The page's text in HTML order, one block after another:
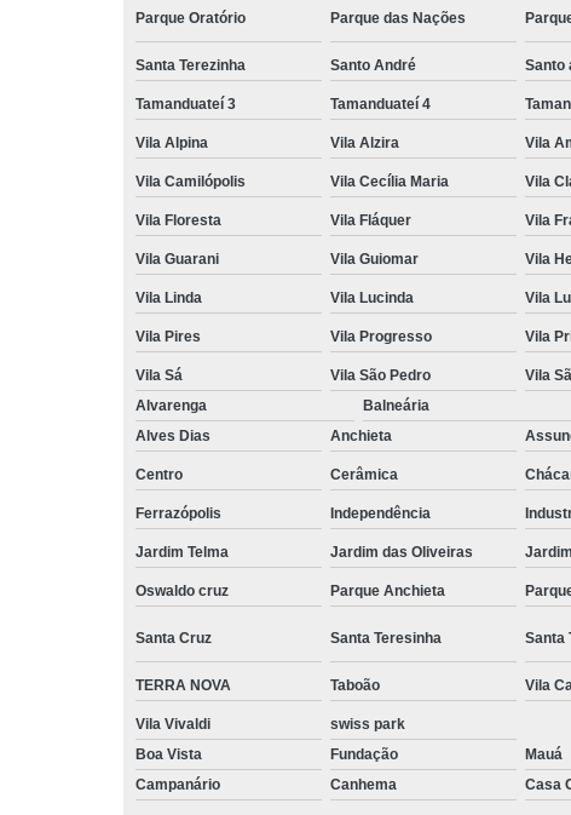
Parque Oratório Parque das Nações
Santa Terezinha Santo André Santo
Tamanduateí 3 Tamanduateí 4
Vila Alpina Vila Alzira Vila
Vila Camilópolis Vila Cecília Maria Vila
Vila Floresta Vila Fláquer Vila
Vila Guarani Vila Guiomar Vila
Vila Linda Vila Lucinda Vila
Vila Pires Vila Progresso Vila
Vila Sá Vila São Pedro Vila
Alvarenga
Balneária
Alves Dias
Anchieta
Centro Cerâmica
Ferrazópolis Independência
Jardim Telma Jardim das Oliveiras
Oswaldo cruz Parque Anchieta
Santa Cruz Santa Teresinha Santa
TERRA NOVA Taboão Vila
Vila Vivaldi
swiss park
Boa Vista
Fundação Mauá
Campanário
Canhema Casa